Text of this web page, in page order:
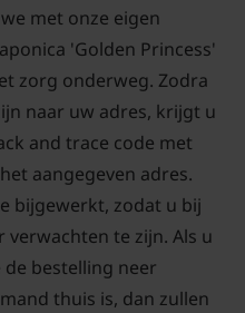
met onze eigen
'Golden Princess'
zorg onderweg. Zodra
naar uw adres, krijgt u
and trace code met
aangegeven adres.
bijgewerkt, zodat u bij
te zijn. Als u
bestelling neer
thuis is, dan zullen